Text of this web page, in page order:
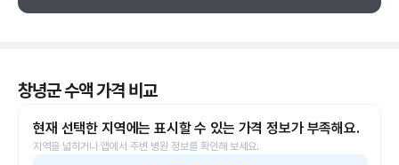
창녕군 수액 가격 비교
현재 선택한 지역에는 표시할 수 있는 가격 정보가 부족해요.
지역을 넓히거나 앱에서 주변 병원 정보를 확인해 보세요.